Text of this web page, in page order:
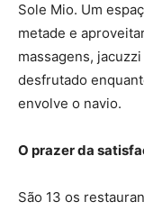
Sole Mio. Um
metade e
massagens,
desfrutado
envolve o navio.
O prazer da
São 13 os